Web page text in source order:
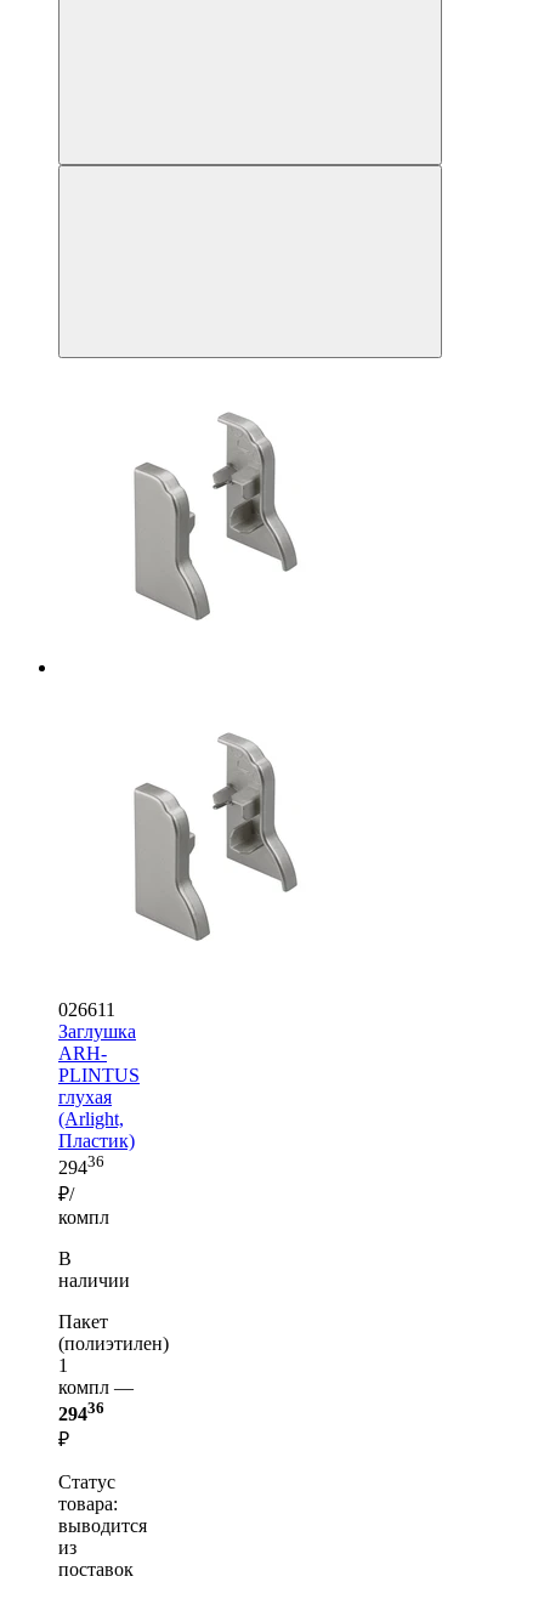
026611
Заглушка
ARH-
PLINTUS
глухая
(Arlight,
Пластик)
29436
₽/
компл
В
наличии
Пакет
(полиэтилен)
1
компл —
29436
₽
Статус
товара:
выводится
из
поставок